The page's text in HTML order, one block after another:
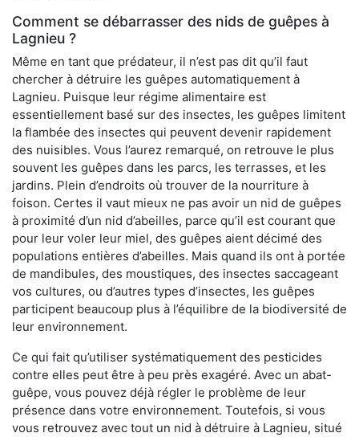
Comment se débarrasser des nids de guêpes à
Lagnieu ?
Même en tant que prédateur, il n’est pas dit qu’il faut
chercher à détruire les guêpes automatiquement à
Lagnieu. Puisque leur régime alimentaire est
essentiellement basé sur des insectes, les guêpes limitent
la flambée des insectes qui peuvent devenir rapidement
des nuisibles. Vous l’aurez remarqué, on retrouve le plus
souvent les guêpes dans les parcs, les terrasses, et les
jardins. Plein d’endroits où trouver de la nourriture à
foison. Certes il vaut mieux ne pas avoir un nid de guêpes
à proximité d’un nid d’abeilles, parce qu’il est courant que
pour leur voler leur miel, des guêpes aient décimé des
populations entières d’abeilles. Mais quand ils ont à portée
de mandibules, des moustiques, des insectes saccageant
vos cultures, ou d’autres types d’insectes, les guêpes
participent beaucoup plus à l’équilibre de la biodiversité de
leur environnement.
Ce qui fait qu’utiliser systématiquement des pesticides
contre elles peut être à peu près exagéré. Avec un abat-
guêpe, vous pouvez déjà régler le problème de leur
présence dans votre environnement. Toutefois, si vous
vous retrouvez avec tout un nid à détruire à Lagnieu, situé